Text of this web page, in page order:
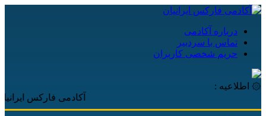
درباره آکادمی
تماس با سردبیر
حریم شخصی کاربران
۞ اطلاعیه :
آکادمی فارکس ایرانیان، با